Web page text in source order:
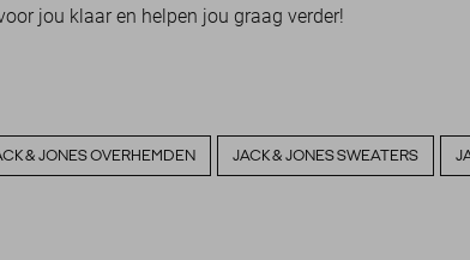
jou klaar en helpen jou graag verder!
& JONES OVERHEMDEN JACK & JONES SWEATERS